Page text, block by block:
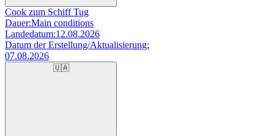
Cook zum Schiff Tug
Dauer:Main conditions
Landedatum:12.08.2026
Datum der Erstellung/Aktualisierung:
07.08.2026
🇺🇦